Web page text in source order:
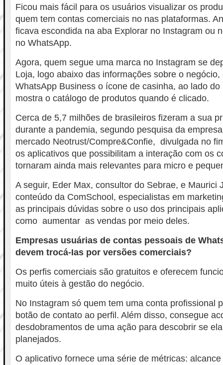
Ficou mais fácil para os usuários visualizar os
quem tem contas comerciais no nas plataformas.
ficava escondida na aba Explorar no Instagram ou
no WhatsApp.
Agora, quem segue uma marca no Instagram se
Loja, logo abaixo das informações sobre o negócio,
WhatsApp Business o ícone de casinha, ao lado
mostra o catálogo de produtos quando é clicado.
Cerca de 5,7 milhões de brasileiros fizeram a sua
durante a pandemia, segundo pesquisa da
mercado Neotrust/Compre&Confie, divulgada no
os aplicativos que possibilitam a interação com os
tornaram ainda mais relevantes para micro e
A seguir, Eder Max, consultor do Sebrae, e Maurici
conteúdo da ComSchool, especialistas em
as principais dúvidas sobre o uso dos principais
como aumentar as vendas por meio deles.
Empresas usuárias de contas pessoais de
devem trocá-Ias por versões comerciais?
Os perfis comerciais são gratuitos e oferecem
muito úteis à gestão do negócio.
No Instagram só quem tem uma conta profissional
botão de contato ao perfil. Além disso, consegue
desdobramentos de uma ação para descobrir se
planejados.
O aplicativo fornece uma série de métricas: